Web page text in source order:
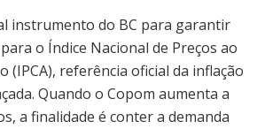
instrumento do BC para garantir
o Índice Nacional de Preços ao
(IPCA), referência oficial da inflação
Quando o Copom aumenta a
a finalidade é conter a demanda